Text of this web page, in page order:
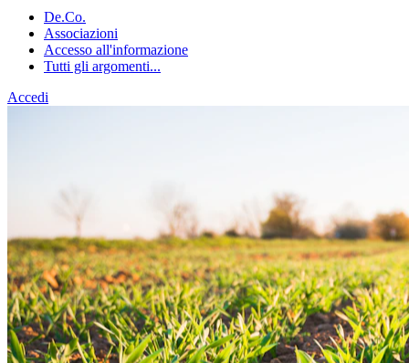
De.Co.
Associazioni
Accesso all'informazione
Tutti gli argomenti...
Accedi